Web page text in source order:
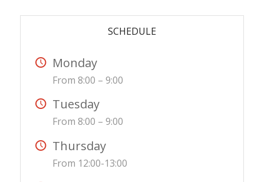
SCHEDULE
Monday
From 8:00 – 9:00
Tuesday
From 8:00 – 9:00
Thursday
From 12:00-13:00